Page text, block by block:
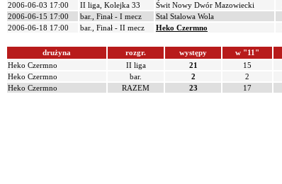
2006-06-03 17:00
II liga, Kolejka 33 Świt Nowy Dwór Mazowiecki
2006-06-15 17:00
bar., Finał - I mecz Stal Stalowa Wola
2006-06-18 17:00
bar., Finał - II mecz Heko Czermno
drużyna rozgr. występy w "11"
Heko Czermno
II liga 21 15
Heko Czermno
bar. 2 2
Heko Czermno
RAZEM 23 17